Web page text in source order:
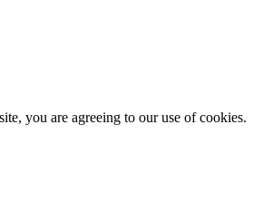
you are agreeing to our use of cookies.